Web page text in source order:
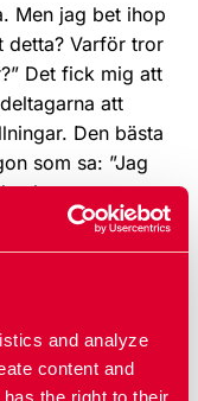
and analyze
content and
the right to their
Men jag bet ihop
detta? Varför tror
Det fick mig att
att
Den bästa
som sa: ”Jag
kom
fel jag hade.”